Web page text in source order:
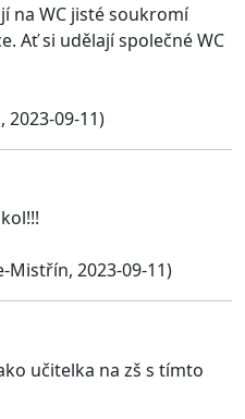
na WC jisté soukromí
Ať si udělají společné WC
2023-09-11)
Mistřín, 2023-09-11)
učitelka na zš s tímto